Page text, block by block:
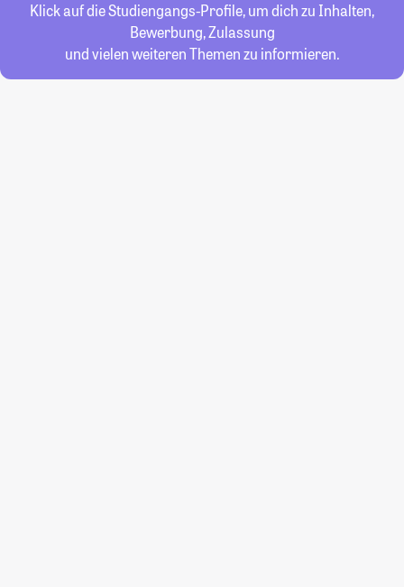
Klick auf die Studiengangs-Profile, um dich zu Inhalten,
Bewerbung, Zulassung
und vielen weiteren Themen zu informieren.